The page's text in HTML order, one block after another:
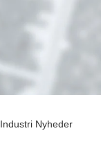
Industri Nyheder